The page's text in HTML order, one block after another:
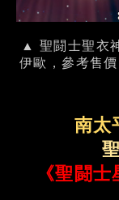
▲ 聖闘士聖衣
伊歐，參考售
南太
《聖闘